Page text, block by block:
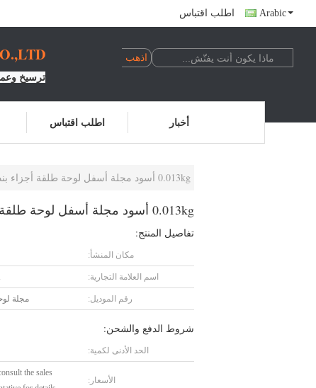
اطلب اقتباس Arabic
ترسيخ
اطلب اقتباس أخبار
0.013kg أسود مجلة أسفل لوحة طلقة أجزاء بندقية
0.013kg أسود مجلة أسفل لوحة طلقة أجزاء بندقية
تفاصيل المنتج:
مكان المنشأ:
اسم العلامة التجارية:
رقم الموديل: مجلة
شروط الدفع والشحن:
الحد الأدنى لكمية:
الأسعار:
the sales